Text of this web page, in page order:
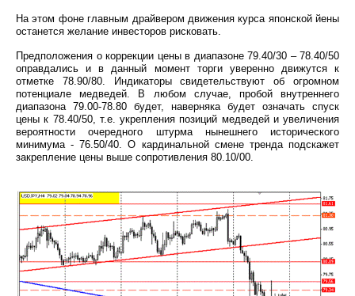
На этом фоне главным драйвером движения курса японской йены
останется желание инвесторов рисковать.
Предположения о коррекции цены в диапазоне 79.40/30 – 78.40/50
оправдались и в данный момент торги уверенно движутся к
отметке 78.90/80. Индикаторы свидетельствуют об огромном
потенциале медведей. В любом случае, пробой внутреннего
диапазона 79.00-78.80 будет, наверняка будет означать спуск
цены к 78.40/50, т.е. укрепления позиций медведей и увеличения
вероятности очередного штурма нынешнего исторического
минимума - 76.50/40. О кардинальной смене тренда подскажет
закрепление цены выше сопротивления 80.10/00.